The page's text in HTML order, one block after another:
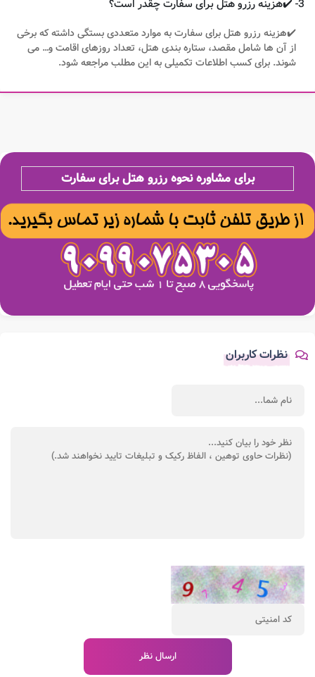
3- ✔️هزینه رزرو هتل برای سفارت چقدر است؟
✔️هزینه رزرو هتل برای سفارت به موارد متعددی بستگی داشته که برخی
از آن ها شامل مقصد، ستاره بندی هتل، تعداد روزهای اقامت و… می
شوند. برای کسب اطلاعات تکمیلی به این مطلب مراجعه شود.
برای مشاوره نحوه رزرو هتل برای سفارت
نظرات کاربران